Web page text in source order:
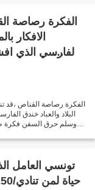
الفكرة رصاصة
الافكار
الفارسي الذي
الله عليه
الفكرة رصاصة القناص ،قد
البلاد والعباد خندق
وسلم حرق السفن فكرة
تونسي العامل